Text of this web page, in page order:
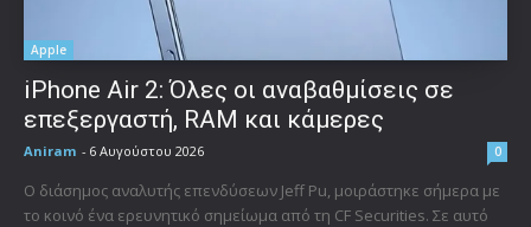
Apple
iPhone Air 2: Όλες οι αναβαθμίσεις σε
επεξεργαστή, RAM και κάμερες
Aniram - 6 Αυγούστου 2026 0
Ο διάσημος αναλυτής επενδύσεων Jeff Pu, μοιράστηκε σήμερα με
το κοινό ένα ερευνητικό σημείωμα από τη CF Securities. Σε αυτό